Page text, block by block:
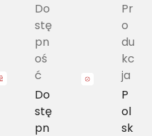
Do
stę
pn
oś
ć
Do
stę
pn
Pr
o
du
kc
ja
P
ol
sk